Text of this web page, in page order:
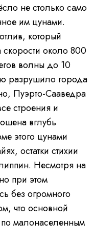
не столько само
им цунами.
который
около 800
волны до 10
разрушило города
Пуэрто-Сааведра
строения и
вглубь
этого цунами
остатки стихии
Несмотря на
при этом
без огромного
что основной
малонаселенным